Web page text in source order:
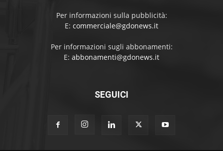
Per informazioni sulla pubblicità:
E: commerciale@gdonews.it
Per informazioni sugli abbonamenti:
E: abbonamenti@gdonews.it
SEGUICI